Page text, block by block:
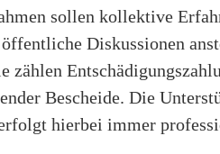
sollen kollektive
Diskussionen
zählen
Bescheide. Die
hierbei immer